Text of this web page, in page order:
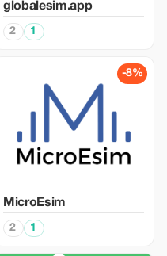
globalesim.app
2 1
-8%
MicroEsim
2 1